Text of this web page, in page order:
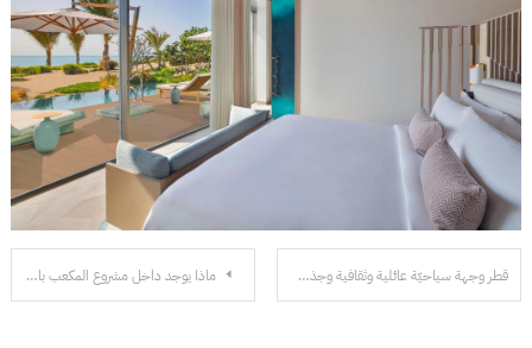
تصفّح
ماذا يوجد داخل مشروع المكعب بالرياض؟ صور قطر وجهة سياحيّة عائلية وثقافية وجذب 7 ملايين زائر عام 2030